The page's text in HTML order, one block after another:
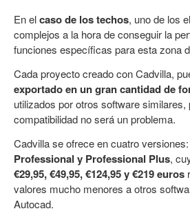
En elcaso de los techos, uno de los
complejos a la hora de conseguir la
funciones específicas para esta zona
Cada proyecto creado con Cadvilla,
exportado en un gran cantidad de
utilizados por otros software similares,
compatibilidad no será un problema.
Cadvilla se ofrece en cuatro versiones:
Professional y Professional Plus,
€29,95,€49,95,€124,95 y€219 euros
valores mucho menores a otros
Autocad.